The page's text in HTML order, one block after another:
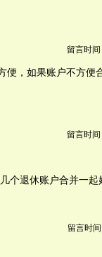
留言时间
便，如果账户不方便
留言时间
个退休账户合并一起
留言时间